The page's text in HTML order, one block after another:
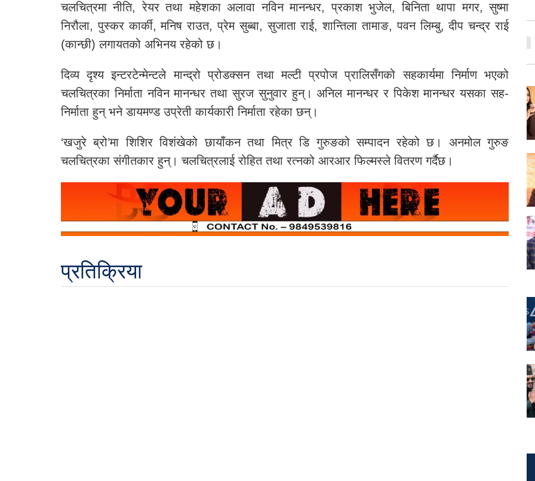
चलचित्रमा नीति, रेयर तथा महेशका अलावा नविन मानन्धर, प्रकाश भुजेल, बिनिता थापा मगर, सुष्मा
निरौला, पुस्कर कार्की, मनिष राउत, प्रेम सुब्बा, सुजाता राई, शान्तिला तामाङ, पवन लिम्बु, दीप चन्द्र राई
(कान्छी) लगायतको अभिनय रहेको छ।
दिव्य दृश्य इन्टरटेन्मेन्टले मान्द्रो प्रोडक्सन तथा मल्टी प्रपोज प्रालिसँगको सहकार्यमा निर्माण भएको
चलचित्रका निर्माता नविन मानन्धर तथा सुरज सुनुवार हुन्। अनिल मानन्धर र पिकेश मानन्धर यसका सह-
निर्माता हुन् भने डायमण्ड उप्रेती कार्यकारी निर्माता रहेका छन्।
‘खजुरे ब्रो’मा शिशिर विशंखेको छायाँकन तथा मित्र डि गुरुङको सम्पादन रहेको छ। अनमोल गुरुङ
चलचित्रका संगीतकार हुन्। चलचित्रलाई रोहित तथा रत्नको आरआर फिल्मस्ले वितरण गर्दैछ।
प्रतिक्रिया